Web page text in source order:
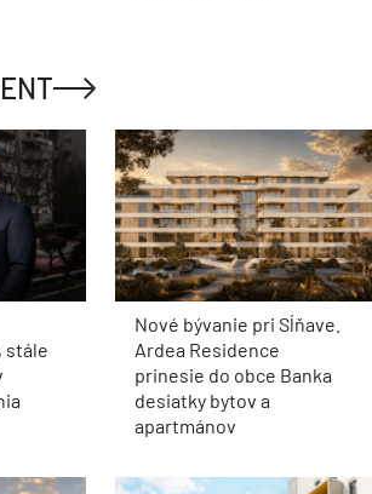
stále
Nové bývanie pri Sĺňave.
Ardea Residence
prinesie do obce Banka
desiatky bytov a
apartmánov